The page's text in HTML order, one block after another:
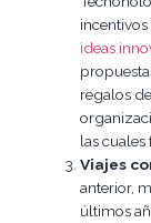
ideas
regalos
las
Viajes
anterior,
últimos